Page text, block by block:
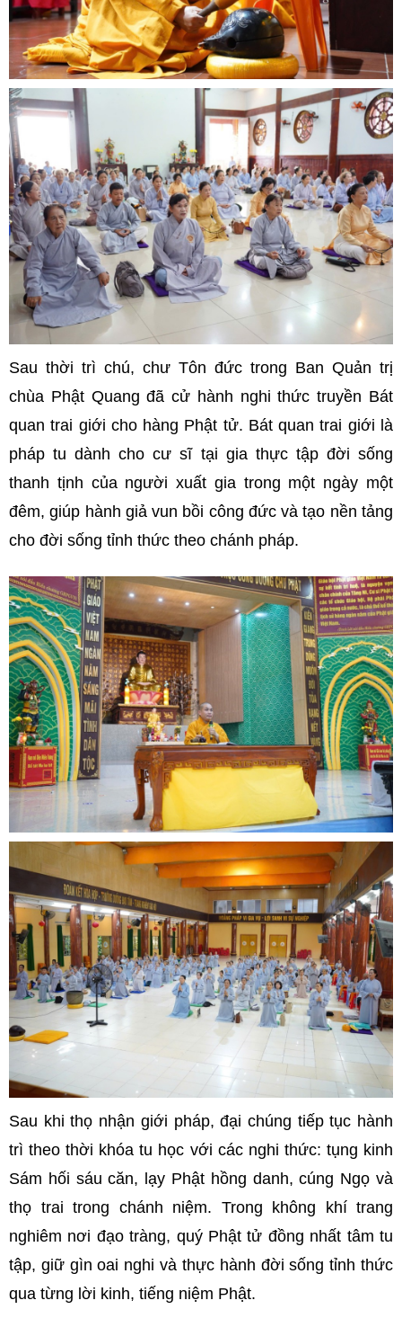
Sau thời trì chú, chư Tôn đức trong Ban Quản trị
chùa Phật Quang đã cử hành nghi thức truyền Bát
quan trai giới cho hàng Phật tử. Bát quan trai giới là
pháp tu dành cho cư sĩ tại gia thực tập đời sống
thanh tịnh của người xuất gia trong một ngày một
đêm, giúp hành giả vun bồi công đức và tạo nền tảng
cho đời sống tỉnh thức theo chánh pháp.
Sau khi thọ nhận giới pháp, đại chúng tiếp tục hành
trì theo thời khóa tu học với các nghi thức: tụng kinh
Sám hối sáu căn, lạy Phật hồng danh, cúng Ngọ và
thọ trai trong chánh niệm. Trong không khí trang
nghiêm nơi đạo tràng, quý Phật tử đồng nhất tâm tu
tập, giữ gìn oai nghi và thực hành đời sống tỉnh thức
qua từng lời kinh, tiếng niệm Phật.